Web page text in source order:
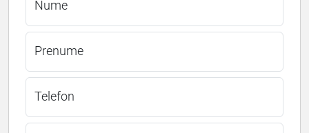
Nume
Prenume
Telefon